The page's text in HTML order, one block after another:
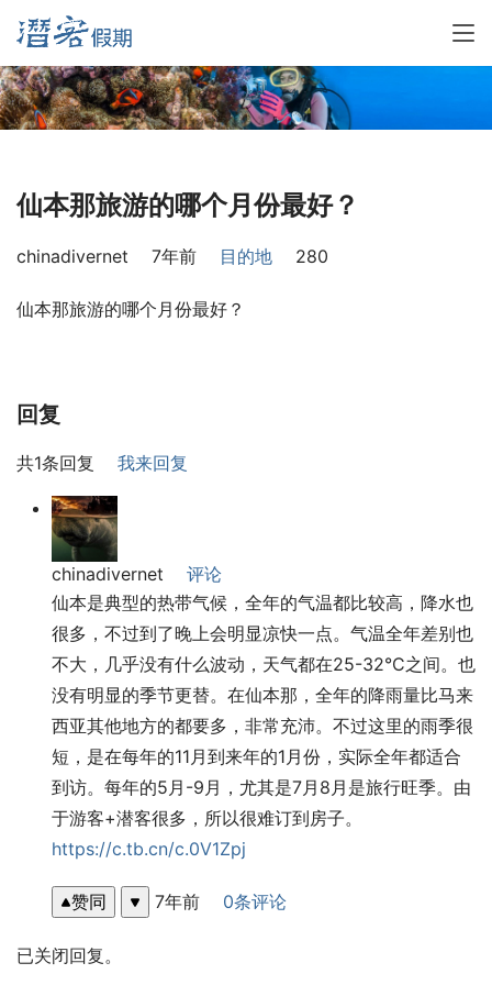
仙本那旅游的哪个月份最好？
chinadivernet 7年前 目的地 280
仙本那旅游的哪个月份最好？
回复
共1条回复 我来回复
chinadivernet
评论
仙本是典型的热带气候，全年的气温都比较高，降水也
很多，不过到了晚上会明显凉快一点。气温全年差别也
不大，几乎没有什么波动，天气都在25-32°C之间。也
没有明显的季节更替。在仙本那，全年的降雨量比马来
西亚其他地方的都要多，非常充沛。不过这里的雨季很
短，是在每年的11月到来年的1月份，实际全年都适合
到访。每年的5月-9月，尤其是7月8月是旅行旺季。由
于游客+潜客很多，所以很难订到房子。
https://c.tb.cn/c.0V1Zpj
赞同 7年前 0条评论
已关闭回复。